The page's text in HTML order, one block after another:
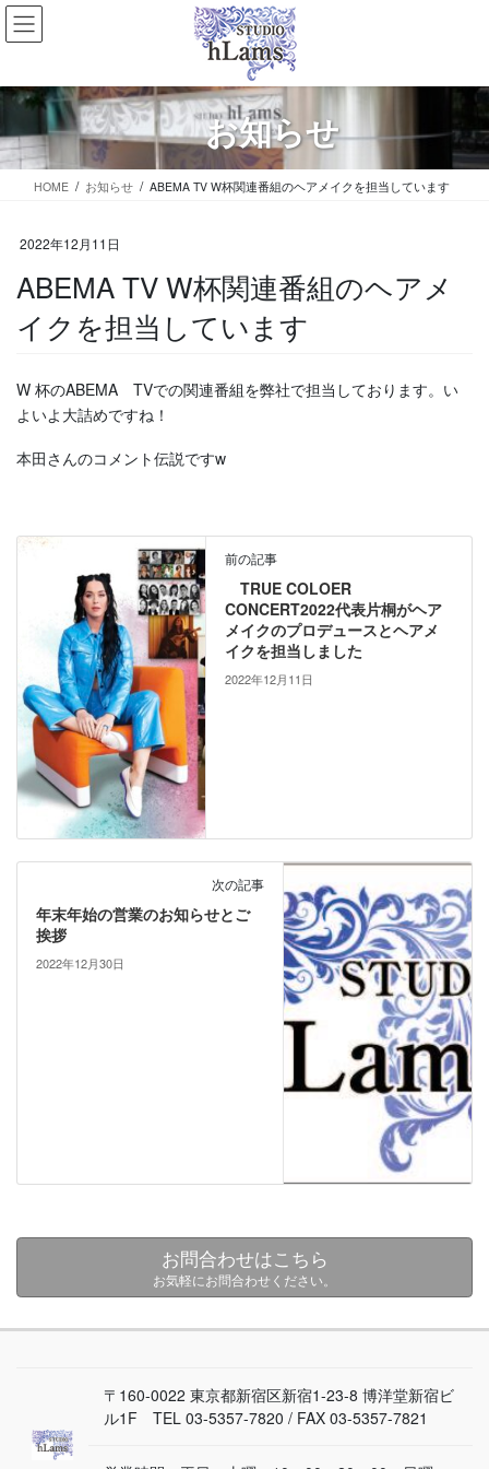
コ
ン
ツ
移
動
ナ
ビ
シ
ン
に
お知らせ
HOME お知らせ ABEMA TV W杯関連番組のヘアメイクを担当しています
2022年12月11日
ABEMA TV W杯関連番組のヘアメ
イクを担当しています
W 杯のABEMA TVでの関連番組を弊社で担当しております。い
よいよ大詰めですね！
本田さんのコメント伝説ですw
前の記事
TRUE COLOER
CONCERT2022代表片桐がヘア
メイクのプロデュースとヘアメ
イクを担当しました
2022年12月11日
次の記事
年末年始の営業のお知らせとご
挨拶
2022年12月30日
お問合わせはこちら
お気軽にお問合わせください。
〒160-0022 東京都新宿区新宿1-23-8 博洋堂新宿ビ
ル1F TEL 03-5357-7820 / FAX 03-5357-7821